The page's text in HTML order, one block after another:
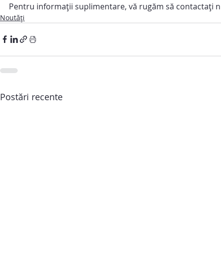
Pentru informații suplimentare, vă rugăm să contactați
Noutăți
Postări recente